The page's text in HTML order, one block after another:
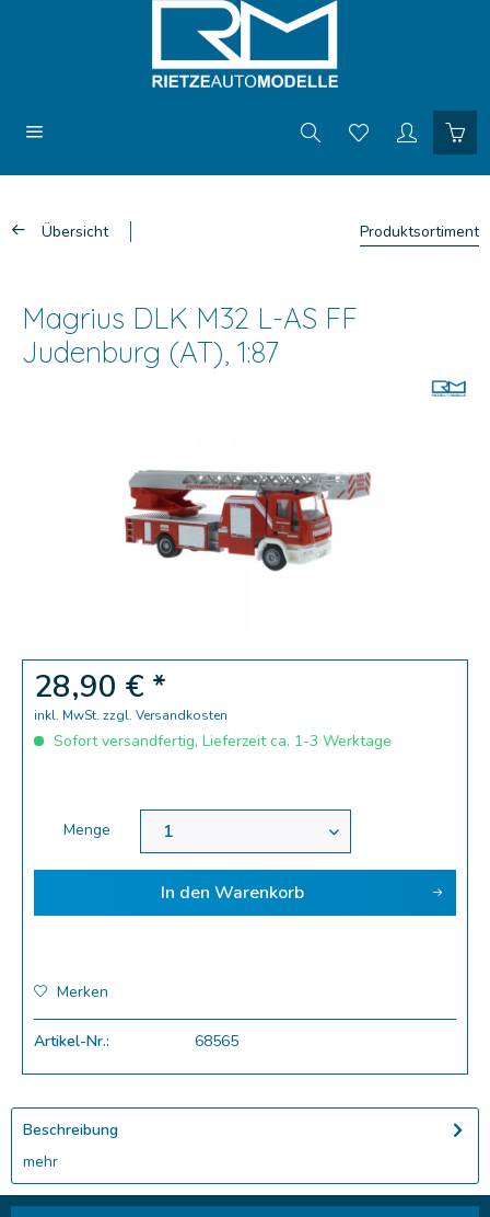
Übersicht Produktsortiment
Magrius DLK M32 L-AS FF
Judenburg (AT), 1:87
28,90 € *
inkl. MwSt. zzgl. Versandkosten
Sofort versandfertig, Lieferzeit ca. 1-3 Werktage
Menge
In den Warenkorb
Merken
Artikel-Nr.: 68565
Beschreibung
mehr